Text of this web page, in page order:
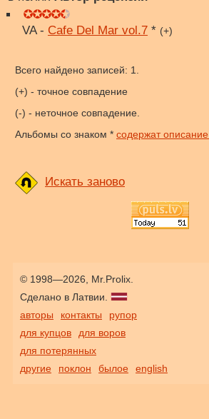
VA - Cafe Del Mar vol.7 * (+)
Всего найдено записей: 1.
(+) - точное совпадение
(-) - неточное совпадение.
Альбомы со знаком * содержат
Искать заново
© 1998—2026, Mr.Prolix.
Сделано в Латвии.
авторы
контакты
рупор
для купцов
для воров
для потерянных
другие
поклон былое english